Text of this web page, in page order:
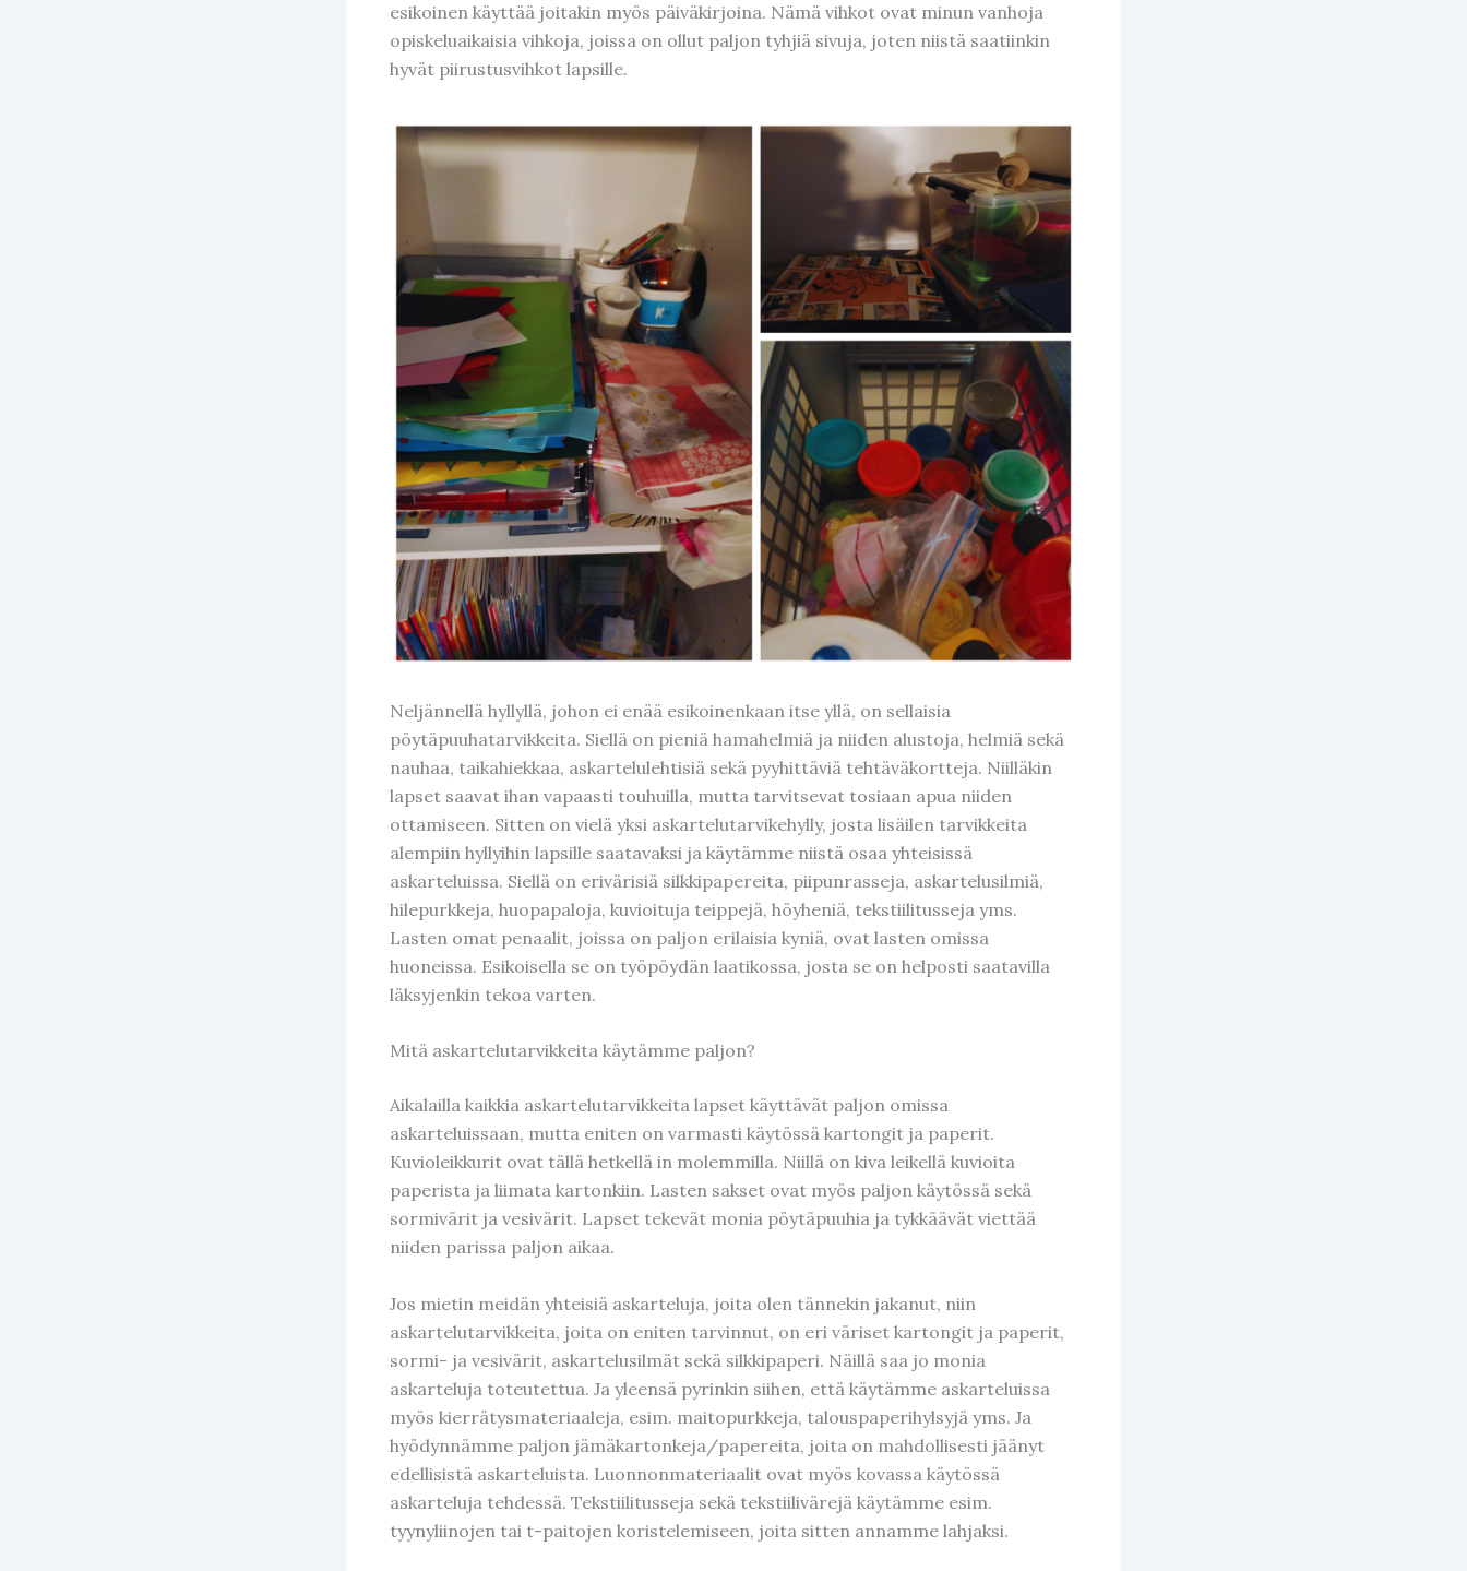
esikoinen käyttää joitakin myös päiväkirjoina. Nämä vihkot ovat minun vanhoja
opiskeluaikaisia vihkoja, joissa on ollut paljon tyhjiä sivuja, joten niistä saatiinkin
hyvät piirustusvihkot lapsille.
Neljännellä hyllyllä, johon ei enää esikoinenkaan itse yllä, on sellaisia
pöytäpuuhatarvikkeita. Siellä on pieniä hamahelmiä ja niiden alustoja, helmiä sekä
nauhaa, taikahiekkaa, askartelulehtisiä sekä pyyhittäviä tehtäväkortteja. Niilläkin
lapset saavat ihan vapaasti touhuilla, mutta tarvitsevat tosiaan apua niiden
ottamiseen. Sitten on vielä yksi askartelutarvikehylly, josta lisäilen tarvikkeita
alempiin hyllyihin lapsille saatavaksi ja käytämme niistä osaa yhteisissä
askarteluissa. Siellä on erivärisiä silkkipapereita, piipunrasseja, askartelusilmiä,
hilepurkkeja, huopapaloja, kuvioituja teippejä, höyheniä, tekstiilitusseja yms.
Lasten omat penaalit, joissa on paljon erilaisia kyniä, ovat lasten omissa
huoneissa. Esikoisella se on työpöydän laatikossa, josta se on helposti saatavilla
läksyjenkin tekoa varten.
Mitä askartelutarvikkeita käytämme paljon?
Aikalailla kaikkia askartelutarvikkeita lapset käyttävät paljon omissa
askarteluissaan, mutta eniten on varmasti käytössä kartongit ja paperit.
Kuvioleikkurit ovat tällä hetkellä in molemmilla. Niillä on kiva leikellä kuvioita
paperista ja liimata kartonkiin. Lasten sakset ovat myös paljon käytössä sekä
sormivärit ja vesivärit. Lapset tekevät monia pöytäpuuhia ja tykkäävät viettää
niiden parissa paljon aikaa.
Jos mietin meidän yhteisiä askarteluja, joita olen tännekin jakanut, niin
askartelutarvikkeita, joita on eniten tarvinnut, on eri väriset kartongit ja paperit,
sormi- ja vesivärit, askartelusilmät sekä silkkipaperi. Näillä saa jo monia
askarteluja toteutettua. Ja yleensä pyrinkin siihen, että käytämme askarteluissa
myös kierrätysmateriaaleja, esim. maitopurkkeja, talouspaperihylsyjä yms. Ja
hyödynnämme paljon jämäkartonkeja/papereita, joita on mahdollisesti jäänyt
edellisistä askarteluista. Luonnonmateriaalit ovat myös kovassa käytössä
askarteluja tehdessä. Tekstiilitusseja sekä tekstiilivärejä käytämme esim.
tyynyliinojen tai t-paitojen koristelemiseen, joita sitten annamme lahjaksi.